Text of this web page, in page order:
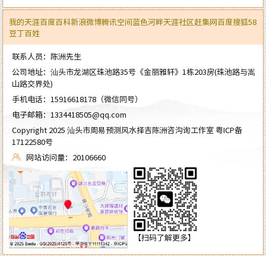
我的天涯百度百科新浪微博腾讯空间蓝色河畔天涯社区赶集网百度搜狐58
豆丁百姓
联系人员：陈洲先生
公司地址：汕头市龙湖区珠池路35号《金丽雅轩》1栋203房(珠池路与嵩
山路交界处)
手机电话： 15916618178 （微信同号）
电子邮箱： 1334418505@qq.com
Copyright 2025 汕头市周易预测风水择吉陈洲咨沟询工作室粤ICP备
17122580号
网站访问量：20106660
【扫码了解更多】